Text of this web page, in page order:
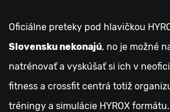
Oficiálne preteky pod hlavičkou
Slovensku nekonajú, no je možné
natrénovať a vyskúšať si ich v
fitness a crossfit centrá totiž
tréningy a simulácie HYROX formátu.